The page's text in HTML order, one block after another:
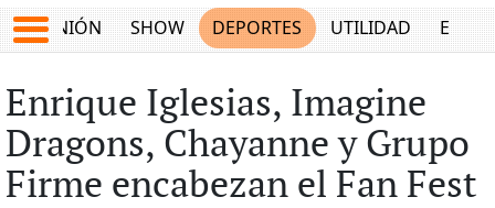
OPINIÓN SHOW DEPORTES UTILIDAD
Enrique Iglesias, Imagine
Dragons, Chayanne y Grupo
Firme encabezan el Fan Fest